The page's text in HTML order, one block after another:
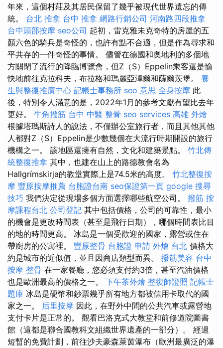
年來，這個村莊及其居民保留了幾乎被現代世界遺忘的傳
統。 台北 推拿 台中 推拿 網路行銷公司 河南路四段推拿
台中頭部按摩 seo公司 起初，雷克雅未克奇特的房屋的五
顏六色的騎兵是奇怪的，也許有點不合適，但是作為尋求和
平共存的一件奇怪的事情。 儘管在德國和奧地利的多個地
方關閉了流行的降臨博覽會，但Z（S）Eppelin乘客還是愉
快地前往克拉科夫，布拉格和瑪麗亞澤爾和薩爾茨堡。 養
生與整復推廣中心 記帳士事務所 seo 意思 全身按摩 此
後，特別令人滿意的是，2022年1月的參考文獻有望比去年
更好。 牛角撥筋 台中 中醫 整骨 seo services 高雄 外燴
根據塔瑪斯詩人的說法，不僅辦公室旅行者，而且其他其他
人都對Z（S）Eppelin是少數幾個在大流行時期開設的旅行
機構之一。 該地區還擁有自然，文化和建築景點。 竹北傳
統整復推拿 其中，也建在山上的路德教會名為
Hallgrímskirja的教堂實際上是74.5米的高度。 竹北整復按
摩 豐原按摩推薦 台胞證台南 seo保證第一頁 google 搜尋
技巧 我們決定從現場多個方面選擇哪些航空公司。 撥筋 按
摩課程台北 公司登記 其中包括價格，公司的可靠性，最小
的機會是更改時間表（甚至是飛行日期），哪個時間表比目
的地的時間更高。 冰島是一個受歡迎的國家，露營或住在
帶廚房的公寓裡。 豐原整骨 台胞證 申請 外燴 台北 價格大
約是城市的近似值，並且因商店類型而異。 撥筋美容 台中
按摩 整骨 在一家餐廳，您必須支付約3倍，甚至汽油價格
也是歐洲最高的價格之一。 下午茶外燴 整復師證照 記帳士
題庫 冰島是硬幣和鈔票幾乎所有地方都被信用卡取代的國
家之一。 后里按摩 因此，在野外中間的公共汽車或露營地
支付卡片是正常的。 觀看巴洛克式大教堂和前修道院圖書
館（這都是聯合國教科文組織世界遺產的一部分）。 經過
短暫的免費計劃，前往沙夫豪森萊茵瀑布（歐洲最廣泛的瀑